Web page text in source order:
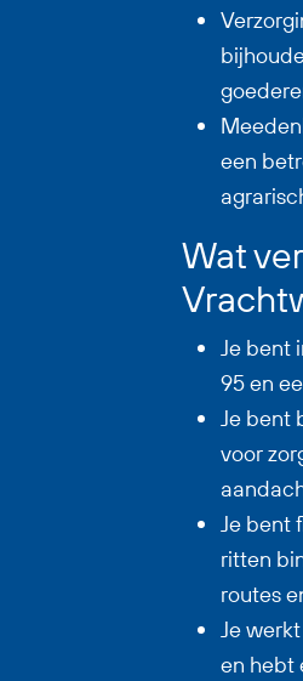
een
Wat
Je bent
95 en
Je bent
voor
Je bent
ritten
routes
Je
en hebt